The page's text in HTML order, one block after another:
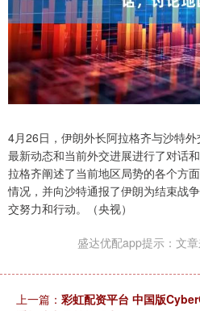
4月26日，伊朗外长阿拉格齐与沙特
最新动态和当前外交进展进行了对话
拉格齐阐述了当前地区局势的各个方
情况，并向沙特通报了伊朗为结束战
交努力和行动。（央视）
盛达优配app提示：文
上一篇： 彩虹配资平台 中国版